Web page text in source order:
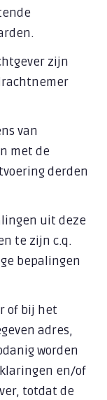
zijn
van
met de
derden
uit deze
te zijn c.q.
bepalingen
of bij het
adres,
worden
en/of
totdat de